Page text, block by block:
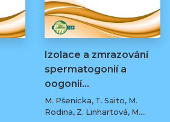
Izolace a zmrazování
spermatogonií a
oogonií…
M. Pšenicka, T. Saito, M.
Rodina, Z. Linhartová, M.